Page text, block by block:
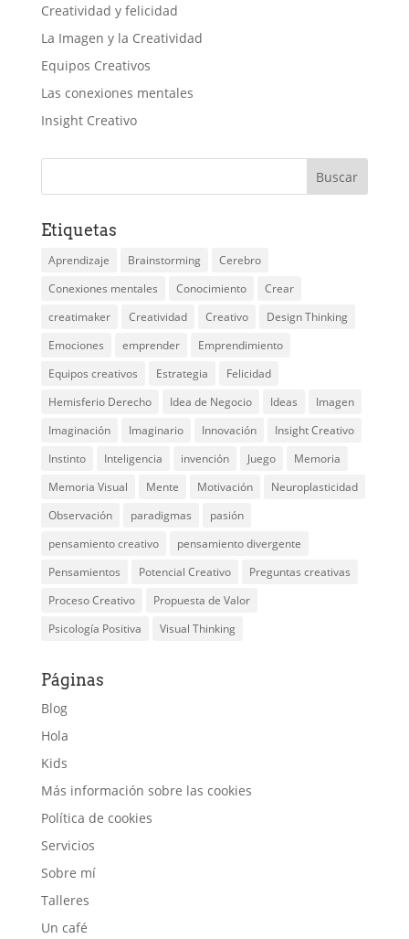
Creatividad y felicidad
La Imagen y la Creatividad
Equipos Creativos
Las conexiones mentales
Insight Creativo
Etiquetas
Aprendizaje Brainstorming
Cerebro
Conexiones mentales
Conocimiento
Crear
creatimaker
Creatividad Creativo
Design Thinking
Emociones
emprender
Emprendimiento
Equipos creativos
Estrategia
Felicidad
Hemisferio Derecho
Idea de Negocio Ideas
Imagen
Imaginación
Imaginario Innovación
Insight Creativo
Instinto
Inteligencia invención Juego
Memoria
Memoria Visual
Mente Motivación
Neuroplasticidad
Observación
paradigmas
pasión
pensamiento creativo
pensamiento divergente
Pensamientos
Potencial Creativo
Preguntas creativas
Proceso Creativo
Propuesta de Valor
Psicología Positiva
Visual Thinking
Páginas
Blog
Hola
Kids
Más información sobre las cookies
Política de cookies
Servicios
Sobre mí
Talleres
Un café